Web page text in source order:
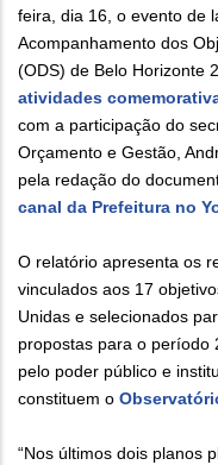
feira, dia 16, o evento de
Acompanhamento dos
(ODS) de Belo Horizonte
atividades
com a participação do
Orçamento e Gestão,
pela redação do
canal da Prefeitura no
O relatório apresenta os
vinculados aos 17
Unidas e selecionados
propostas para o período
pelo poder público e
constituem o
“Nos últimos dois planos